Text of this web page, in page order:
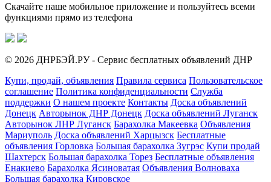
Скачайте наше мобильное приложение и пользуйтесь всеми
функциями прямо из телефона
© 2026 ДНРБЭЙ.РУ - Сервис бесплатных объявлений ДНР
Купи, продай, объявления Правила сервиса Пользовательское
соглашение Политика конфиденциальности Служба
поддержки О нашем проекте Контакты Доска объявлений
Донецк Авторынок ДНР Донецк Доска объявлений Луганск
Авторынок ЛНР Луганск Барахолка Макеевка Объявления
Мариуполь Доска объявлений Харцызск Бесплатные
объявления Горловка Большая барахолка Зугрэс Купи продай
Шахтерск Большая барахолка Торез Бесплатные объявления
Енакиево Барахолка Ясиноватая Объявления Волноваха
Большая барахолка Кировское